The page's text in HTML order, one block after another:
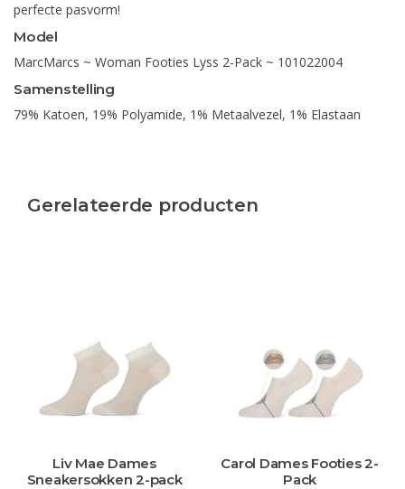
perfecte pasvorm!
Model
MarcMarcs ~ Woman Footies Lyss 2-Pack ~ 101022004
Samenstelling
79% Katoen, 19% Polyamide, 1% Metaalvezel, 1% Elastaan
Gerelateerde producten
Liv Mae Dames
Sneakersokken 2-pack
Carol Dames Footies 2-
Pack